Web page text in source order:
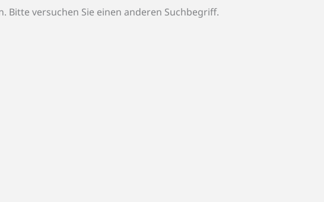
Bitte versuchen Sie einen anderen Suchbegriff.